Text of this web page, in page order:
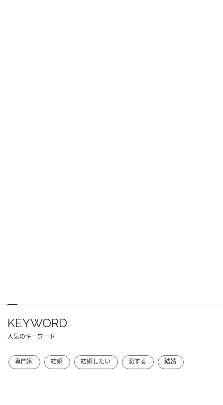
KEYWORD
人気のキーワード
専門家 結婚 結婚したい 恋する 結婚